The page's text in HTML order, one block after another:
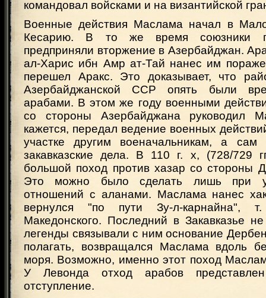
командовал войсками и на византийской
Военные действия Маслама начал в
Кесарию. В то же время союзники
предприняли вторжение в Азербайджан.
ал-Харис ибн Амр ат-Тай нанес им
перешел Аракс. Это доказывает, что
Азербайджанской ССР опять были
арабами. В этом же году военными
со стороны Азербайджана руководил
кажется, передал ведение военных
участке другим военачальникам, а сам
закавказские дела. В 110 г. х, (728/729
большой поход против хазар со стороны
Это можно было сделать лишь при
отношений с аланами. Маслама нанес
вернулся "по пути Зу-л-карнайна",
Македонского. Последний в Закавказье
легенды связывали с ним основание
полагать, возвращался Маслама вдоль
моря. Возможно, именно этот поход
У Левонда отход арабов
отступление.